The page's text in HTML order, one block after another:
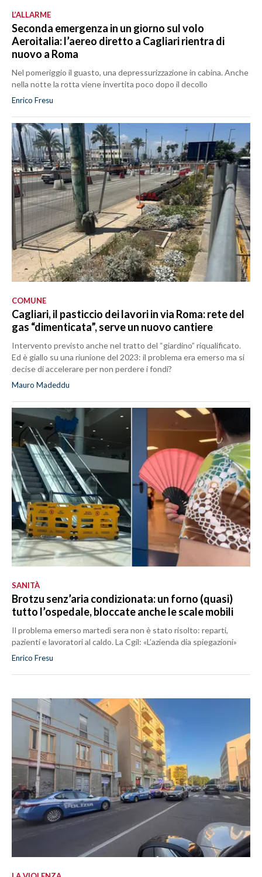
L’ALLARME
Seconda emergenza in un giorno sul volo
Aeroitalia: l’aereo diretto a Cagliari rientra di
nuovo a Roma
Nel pomeriggio il guasto, una depressurizzazione in cabina. Anche
nella notte la rotta viene invertita poco dopo il decollo
Enrico Fresu
COMUNE
Cagliari, il pasticcio dei lavori in via Roma: rete del
gas “dimenticata”, serve un nuovo cantiere
Intervento previsto anche nel tratto del “giardino” riqualificato.
Ed è giallo su una riunione del 2023: il problema era emerso ma si
decise di accelerare per non perdere i fondi?
Mauro Madeddu
SANITÀ
Brotzu senz’aria condizionata: un forno (quasi)
tutto l’ospedale, bloccate anche le scale mobili
Il problema emerso martedì sera non è stato risolto: reparti,
pazienti e lavoratori al caldo. La Cgil: «L’azienda dia spiegazioni»
Enrico Fresu